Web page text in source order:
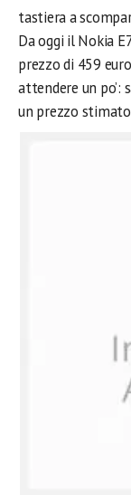
tastiera a
Da oggi il Nokia
prezzo di 459
attendere un
un prezzo